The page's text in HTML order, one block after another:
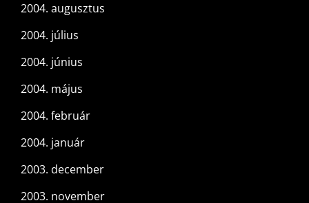
2004. augusztus
2004. július
2004. június
2004. május
2004. február
2004. január
2003. december
2003. november